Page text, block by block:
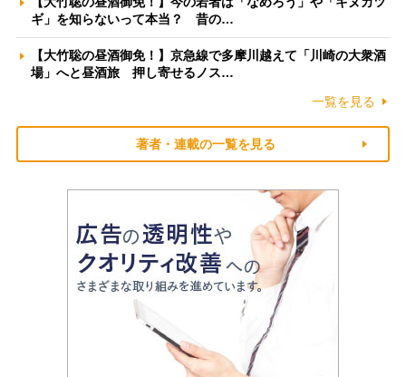
ギ」を知らないって本当？ 昔の…
【大竹聡の昼酒御免！】京急線で多摩川越えて「川崎の大衆酒
場」へと昼酒旅 押し寄せるノス…
一覧を見る
著者・連載の一覧を見る